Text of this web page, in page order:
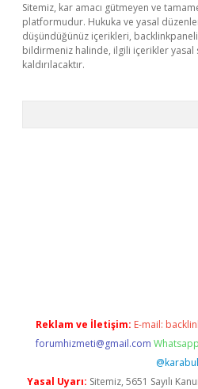
Sitemiz, kar amacı gütmeyen ve
platformudur. Hukuka ve yasal
düşündüğünüz içerikleri,
bildirmeniz halinde, ilgili içerikler
kaldırılacaktır.
Reklam ve İletişim: E-mail:
forumhizmeti@gmail.com
@karabul
Yasal Uyarı: Sitemiz, 5651 Sayılı